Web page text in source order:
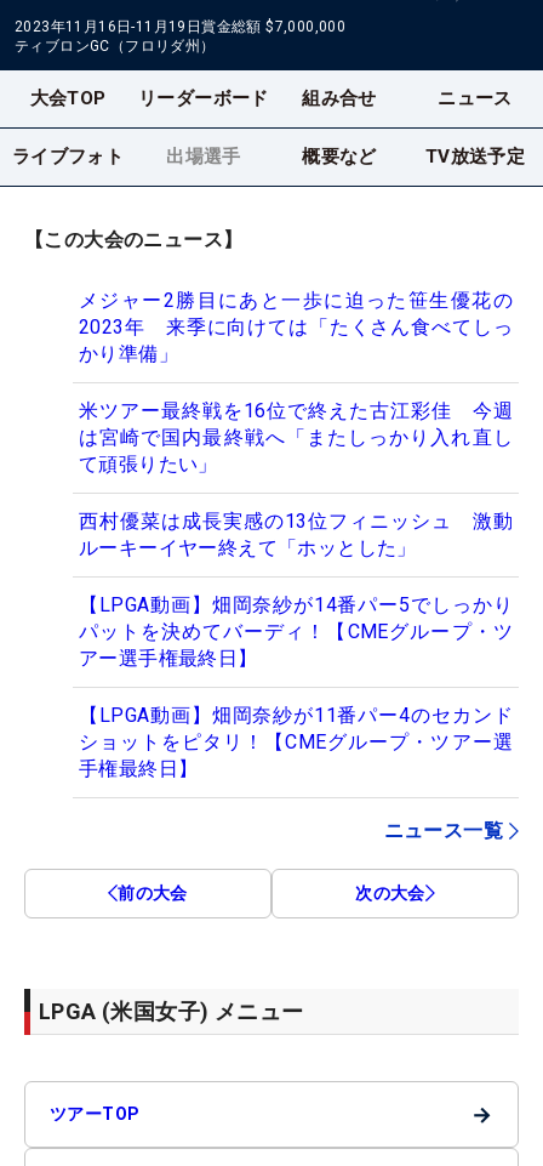
2023年11月16日-11月19日賞金総額 $7,000,000
ティブロンGC（フロリダ州）
大会TOP リーダーボード 組み合せ ニュース
ライブフォト 出場選手 概要など TV放送予定
【この大会のニュース】
メジャー2勝目にあと一歩に迫った笹生優花の
2023年 来季に向けては「たくさん食べてしっ
かり準備」
米ツアー最終戦を16位で終えた古江彩佳 今週
は宮崎で国内最終戦へ「またしっかり入れ直し
て頑張りたい」
西村優菜は成長実感の13位フィニッシュ 激動
ルーキーイヤー終えて「ホッとした」
【LPGA動画】畑岡奈紗が14番パー5でしっかり
パットを決めてバーディ！【CMEグループ・ツ
アー選手権最終日】
【LPGA動画】畑岡奈紗が11番パー4のセカンド
ショットをピタリ！【CMEグループ・ツアー選
手権最終日】
ニュース一覧
前の大会 次の大会
LPGA (米国女子) メニュー
ツアーTOP →